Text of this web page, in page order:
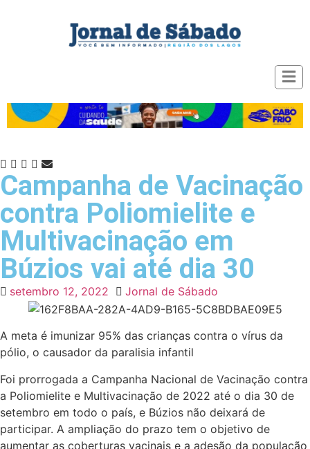
Campanha de Vacinação
contra Poliomielite e
Multivacinação em
Búzios vai até dia 30
setembro 12, 2022 Jornal de Sábado
A meta é imunizar 95% das crianças contra o vírus da
pólio, o causador da paralisia infantil
Foi prorrogada a Campanha Nacional de Vacinação contra
a Poliomielite e Multivacinação de 2022 até o dia 30 de
setembro em todo o país, e Búzios não deixará de
participar. A ampliação do prazo tem o objetivo de
aumentar as coberturas vacinais e a adesão da população